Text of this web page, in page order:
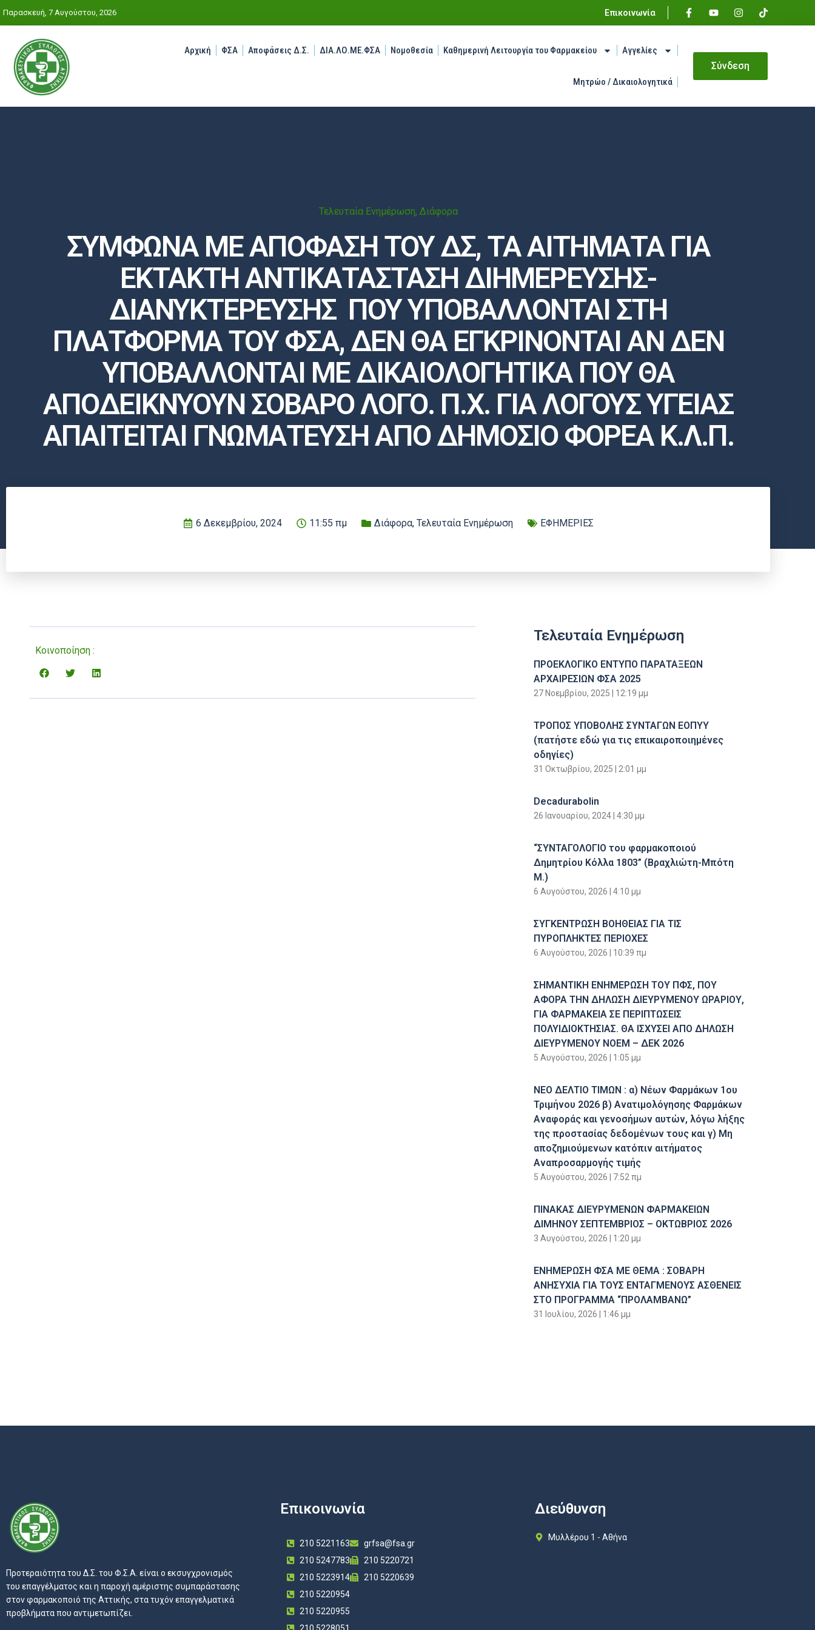
Παρασκευή, 7 Αυγούστου, 2026 Επικοινωνία
Αρχική ΦΣΑ Αποφάσεις Δ.Σ. ΔΙΑ.ΛΟ.ΜΕ.ΦΣΑ Νομοθεσία Καθημερινή Λειτουργία του Φαρμακείου Αγγελίες
Μητρώο / Δικαιολογητικά
Σύνδεση
Τελευταία Ενημέρωση, Διάφορα
ΣΥΜΦΩΝΑ ΜΕ ΑΠΟΦΑΣΗ ΤΟΥ ΔΣ, ΤΑ ΑΙΤΗΜΑΤΑ ΓΙΑ
ΕΚΤΑΚΤΗ ΑΝΤΙΚΑΤΑΣΤΑΣΗ ΔΙΗΜΕΡΕΥΣΗΣ-
ΔΙΑΝΥΚΤΕΡΕΥΣΗΣ ΠΟΥ ΥΠΟΒΑΛΛΟΝΤΑΙ ΣΤΗ
ΠΛΑΤΦΟΡΜΑ TOY ΦΣΑ, ΔΕΝ ΘΑ ΕΓΚΡΙΝΟΝΤΑΙ ΑΝ ΔΕΝ
ΥΠΟΒΑΛΛΟΝΤΑΙ ΜΕ ΔΙΚΑΙΟΛΟΓΗΤΙΚΑ ΠΟΥ ΘΑ
ΑΠΟΔΕΙΚΝΥΟΥΝ ΣΟΒΑΡΟ ΛΟΓΟ. Π.Χ. ΓΙΑ ΛΟΓΟΥΣ ΥΓΕΙΑΣ
ΑΠΑΙΤΕΙΤΑΙ ΓΝΩΜΑΤΕΥΣΗ ΑΠΟ ΔΗΜΟΣΙΟ ΦΟΡΕΑ Κ.Λ.Π.
6 Δεκεμβρίου, 2024 11:55 πμ Διάφορα, Τελευταία Ενημέρωση ΕΦΗΜΕΡΙΕΣ
Κοινοποίηση :
Τελευταία Ενημέρωση
ΠΡΟΕΚΛΟΓΙΚΟ ΕΝΤΥΠΟ ΠΑΡΑΤΑΞΕΩΝ
ΑΡΧΑΙΡΕΣΙΩΝ ΦΣΑ 2025
27 Νοεμβρίου, 2025 12:19 μμ
ΤΡΟΠΟΣ ΥΠΟΒΟΛΗΣ ΣΥΝΤΑΓΩΝ ΕΟΠΥΥ
(πατήστε εδώ για τις επικαιροποιημένες
οδηγίες)
31 Οκτωβρίου, 2025 2:01 μμ
Decadurabolin
26 Ιανουαρίου, 2024 4:30 μμ
“ΣΥΝΤΑΓΟΛΟΓΙΟ του φαρμακοποιού
Δημητρίου Κόλλα 1803” (Βραχλιώτη-Μπότη
Μ.)
6 Αυγούστου, 2026 4:10 μμ
ΣΥΓΚΕΝΤΡΩΣΗ ΒΟΗΘΕΙΑΣ ΓΙΑ ΤΙΣ
ΠΥΡΟΠΛΗΚΤΕΣ ΠΕΡΙΟΧΕΣ
6 Αυγούστου, 2026 10:39 πμ
ΣΗΜΑΝΤΙΚΗ ΕΝΗΜΕΡΩΣΗ ΤΟΥ ΠΦΣ, ΠΟΥ
ΑΦΟΡΑ ΤΗΝ ΔΗΛΩΣΗ ΔΙΕΥΡΥΜΕΝΟΥ ΩΡΑΡΙΟΥ,
ΓΙΑ ΦΑΡΜΑΚΕΙΑ ΣΕ ΠΕΡΙΠΤΩΣΕΙΣ
ΠΟΛΥΙΔΙΟΚΤΗΣΙΑΣ. ΘΑ ΙΣΧΥΣΕΙ ΑΠΟ ΔΗΛΩΣΗ
ΔΙΕΥΡΥΜΕΝΟΥ ΝΟΕΜ – ΔΕΚ 2026
5 Αυγούστου, 2026 1:05 μμ
ΝΕΟ ΔΕΛΤΙΟ ΤΙΜΩΝ : α) Νέων Φαρμάκων 1ου
Τριμήνου 2026 β) Ανατιμολόγησης Φαρμάκων
Αναφοράς και γενοσήμων αυτών, λόγω λήξης
της προστασίας δεδομένων τους και γ) Μη
αποζημιούμενων κατόπιν αιτήματος
Αναπροσαρμογής τιμής
5 Αυγούστου, 2026 7:52 πμ
ΠΙΝΑΚΑΣ ΔΙΕΥΡΥΜΕΝΩΝ ΦΑΡΜΑΚΕΙΩΝ
ΔΙΜΗΝΟΥ ΣΕΠΤΕΜΒΡΙΟΣ – ΟΚΤΩΒΡΙΟΣ 2026
3 Αυγούστου, 2026 1:20 μμ
ΕΝΗΜΕΡΩΣΗ ΦΣΑ ΜΕ ΘΕΜΑ : ΣΟΒΑΡΗ
ΑΝΗΣΥΧΙΑ ΓΙΑ ΤΟΥΣ ΕΝΤΑΓΜΕΝΟΥΣ ΑΣΘΕΝΕΙΣ
ΣΤΟ ΠΡΟΓΡΑΜΜΑ “ΠΡΟΛΑΜΒΑΝΩ”
31 Ιουλίου, 2026 1:46 μμ
Προτεραιότητα του Δ.Σ. του Φ.Σ.Α. είναι ο εκσυγχρονισμός
του επαγγέλματος και η παροχή αμέριστης συμπαράστασης
στον φαρμακοποιό της Αττικής, στα τυχόν επαγγελματικά
προβλήματα που αντιμετωπίζει.
Επικοινωνία
210 5221163
210 5247783
210 5223914
210 5220954
210 5220955
grfsa@fsa.gr
210 5220721
210 5220639
Διεύθυνση
Μυλλέρου 1 - Αθήνα